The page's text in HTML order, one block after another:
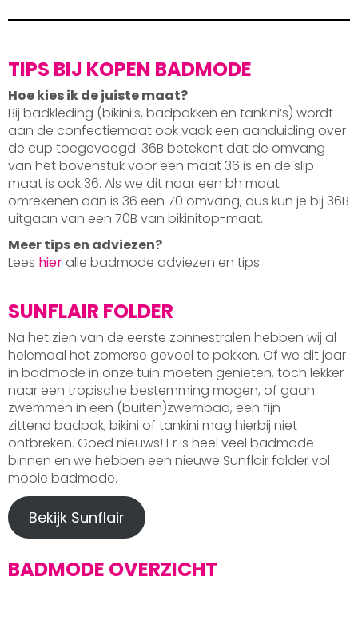
TIPS BIJ KOPEN BADMODE
Hoe kies ik de juiste maat?
Bij badkleding (bikini’s, badpakken en tankini’s) wordt
aan de confectiemaat ook vaak een aanduiding over
de cup toegevoegd. 36B betekent dat de omvang
van het bovenstuk voor een maat 36 is en de slip-
maat is ook 36. Als we dit naar een bh maat
omrekenen dan is 36 een 70 omvang, dus kun je bij 36B
uitgaan van een 70B van bikinitop-maat.
Meer tips en adviezen?
Lees hier alle badmode adviezen en tips.
SUNFLAIR FOLDER
Na het zien van de eerste zonnestralen hebben wij al
helemaal het zomerse gevoel te pakken. Of we dit jaar
in badmode in onze tuin moeten genieten, toch lekker
naar een tropische bestemming mogen, of gaan
zwemmen in een (buiten)zwembad, een fijn
zittend badpak, bikini of tankini mag hierbij niet
ontbreken. Goed nieuws! Er is heel veel badmode
binnen en we hebben een nieuwe Sunflair folder vol
mooie badmode.
Bekijk Sunflair
BADMODE OVERZICHT